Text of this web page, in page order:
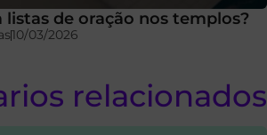
listas de oração nos templos?
10/03/2026
relacionados